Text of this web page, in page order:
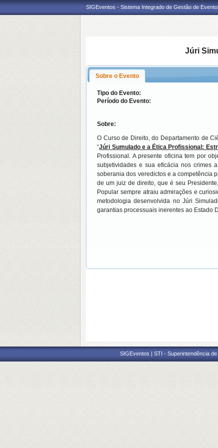
SIGEventos - Sistema Integrado de Gestão de
Júri
Sobre o Evento
Tipo do Evento:
Período do Evento:
Sobre:
O Curso de Direito, do Departamento de
“Júri Sumulado e a Ética Profissional:
Profissional. A presente oficina tem por
subjetividades e sua eficácia nos crimes
soberania dos veredictos e a competência
de um juiz de direito, que é seu
Popular sempre atraiu admirações e
metodologia desenvolvida no Júri
garantias processuais inerentes ao Estado
SIGEventos | STI - Superintendência